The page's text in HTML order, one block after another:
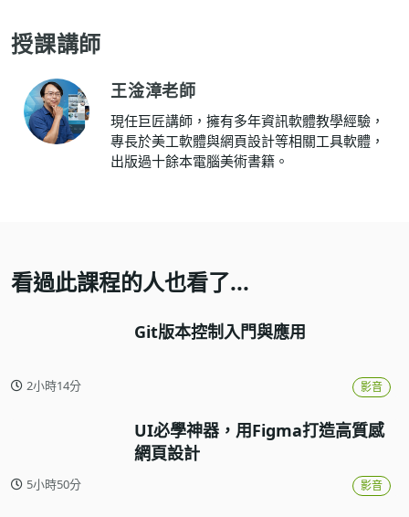
授課講師
王淦漳老師
現任巨匠講師，擁有多年資訊軟體教學經驗，
專長於美工軟體與網頁設計等相關工具軟體，
出版過十餘本電腦美術書籍。
看過此課程的人也看了...
Git版本控制入門與應用
2小時14分 影音
UI必學神器，用Figma打造高質感
網頁設計
5小時50分 影音